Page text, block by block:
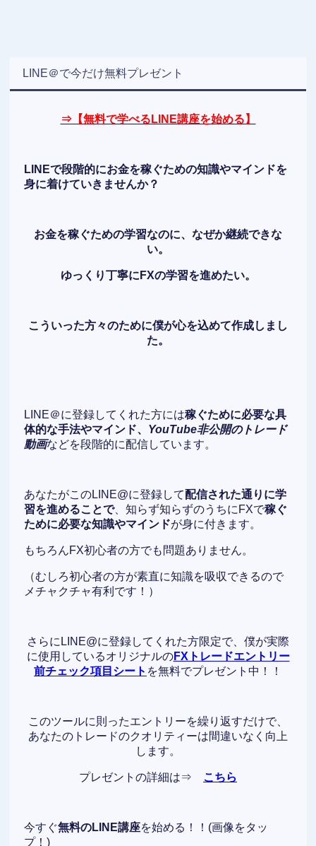
LINE＠で今だけ無料プレゼント
⇒【無料で学べるLINE講座を始める】
LINEで段階的にお金を稼ぐための知識やマインドを
身に着けていきませんか？
お金を稼ぐための学習なのに、なぜか継続できな
い。
ゆっくり丁寧にFXの学習を進めたい。
こういった方々のために僕が心を込めて作成しまし
た。
LINE＠に登録してくれた方には稼ぐために必要な具
体的な手法やマインド、 YouTube非公開のトレード
動画などを段階的に配信しています。
あなたがこのLINE@に登録して配信された通りに学
習を進めることで、知らず知らずのうちにFXで稼ぐ
ために必要な知識やマインドが身に付きます。
もちろんFX初心者の方でも問題ありません。
（むしろ初心者の方が素直に知識を吸収できるので
メチャクチャ有利です！）
さらにLINE@に登録してくれた方限定で、僕が実際
に使用しているオリジナルのFXトレードエントリー
前チェック項目シート を無料でプレゼント中！！
このツールに則ったエントリーを繰り返すだけで、
あなたのトレードのクオリティーは間違いなく向上
します。
プレゼントの詳細は⇒ こちら
今すぐ無料のLINE講座を始める！！(画像をタッ
プ！)